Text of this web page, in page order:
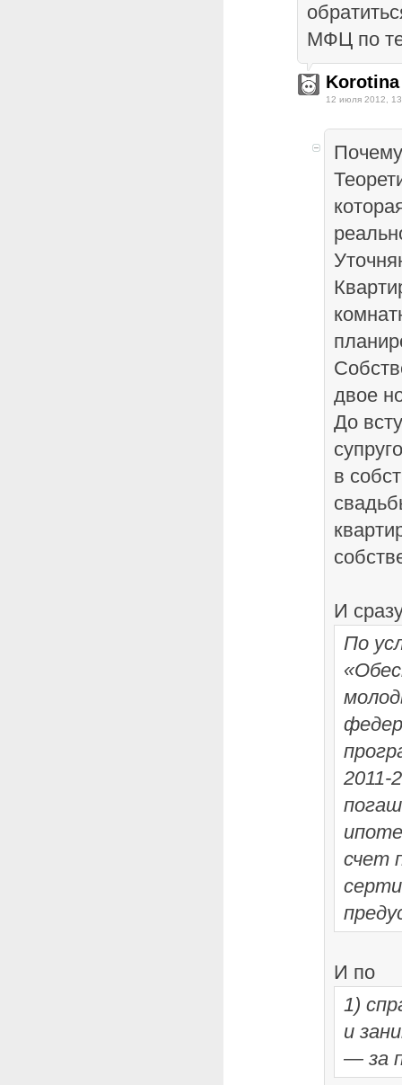
МФЦ по
Korotina
12 июля 2012,
двое
До
в
И
По
2011-
счет
И по
1)
и
— за